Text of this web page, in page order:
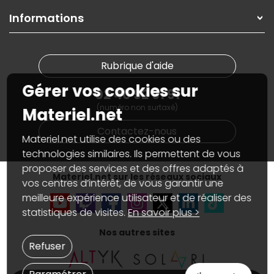
SAV, demander un retour
Informations
On rachète votre carte graphique
PC sur mesure : Votre RDV personnalisé
Materiel.net recrute
Notre programme d'affiliation
Partenariat & Sponsoring
Informations
Nos marques
Conditions générales de vente
Marketplace
Informations légales
Données personnellesetcookies
Gérer vos cookies
Accessibilité : non conforme
Rubrique d'aide
02 40 92 91 91
(numéro non surtaxé)
Contactez-nous
Materiel.net sur les réseaux sociaux
Nos autres sites
Gérer vos cookies sur
Materiel.net
Materiel.net utilise des cookies ou des
technologies similaires. Ils permettent de vous
proposer des services et des offres adaptés à
vos centres d’intérêt, de vous garantir une
meilleure expérience utilisateur et de réaliser des
statistiques de visites.En savoir plus >
Refuser